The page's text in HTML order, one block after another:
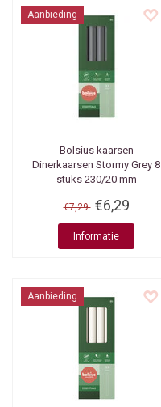
Aanbieding
Bolsius kaarsen
Dinerkaarsen Stormy Grey 8
stuks 230/20 mm
€7,29 €6,29
Informatie
Aanbieding